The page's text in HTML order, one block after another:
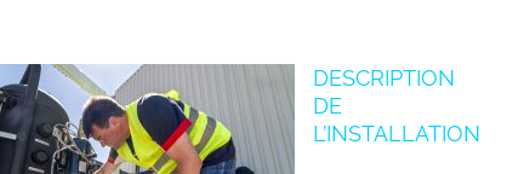
DESCRIPTION
DE
L’INSTALLATION